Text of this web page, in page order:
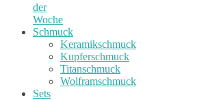
der
Woche
Schmuck
Keramikschmuck
Kupferschmuck
Titanschmuck
Wolframschmuck
Sets